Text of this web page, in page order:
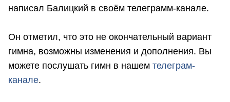
написал Балицкий в своём телеграмм-канале.
Он отметил, что это не окончательный вариант
гимна, возможны изменения и дополнения. Вы
можете послушать гимн в нашем телеграм-
канале.